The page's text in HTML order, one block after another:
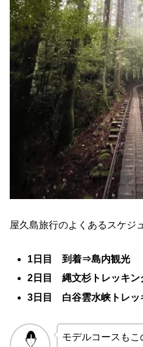
屋久島旅行のよくあるスケジ
1日目 到着⇒島内観光
2日目 縄文杉トレッキン
3日目 白谷雲水峡トレッ
モデルコースも